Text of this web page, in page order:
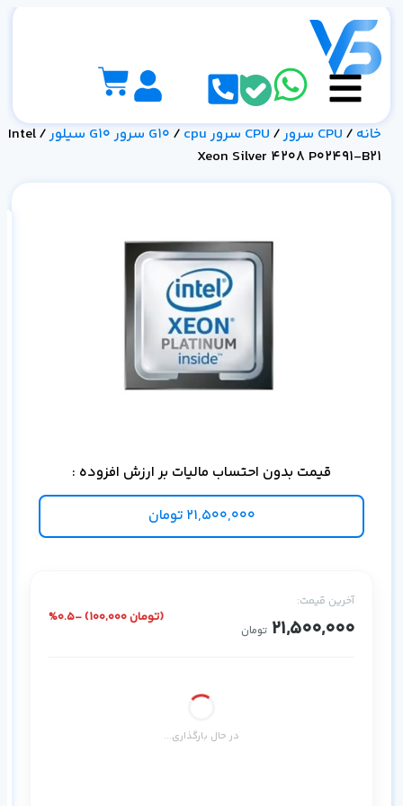
خانه / CPU سرور / CPU سرور G10 / cpu سرور G10 سیلور
/ Intel
Xeon Silver 4208 P02491-B21
قیمت بدون احتساب مالیات بر ارزش افزوده :
21,500,000 تومان
آخرین قیمت:
21,500,000 تومان
%0.5- (100,000 تومان)
در حال بارگذاری...